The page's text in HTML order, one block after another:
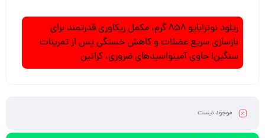
ریلود نوترابایو 858 گرم، مکمل ریکاوری قدرتمند برای
بازسازی سریع عضلات و کاهش خستگی پس از تمرینات
سنگین! حاوی آمینواسیدهای ضروری، کراتین
موجود نیست